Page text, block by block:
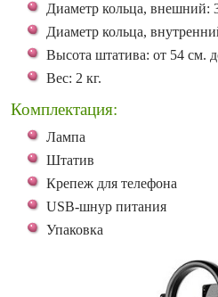
Диаметр кольца, внешний:
Диаметр кольца,
Высота штатива: от 54 см.
Вес: 2 кг.
Комплектация:
Лампа
Штатив
Крепеж для телефона
USB-шнур питания
Упаковка